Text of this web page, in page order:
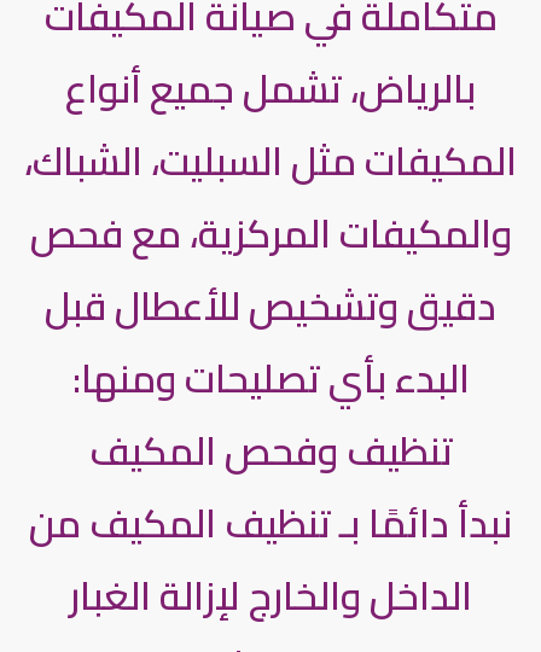
متكاملة في صيانة المكيفات
بالرياض، تشمل جميع أنواع
المكيفات مثل السبليت، الشباك،
والمكيفات المركزية، مع فحص
دقيق وتشخيص للأعطال قبل
البدء بأي تصليحات ومنها:
تنظيف وفحص المكيف
نبدأ دائمًا بـ تنظيف المكيف من
الداخل والخارج لإزالة الغبار